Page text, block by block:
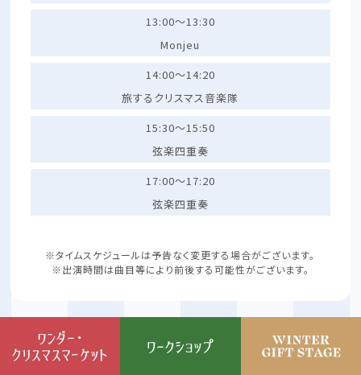
13:00～13:30
Monjeu
14:00～14:20
旅するクリスマス音楽隊
15:30～15:50
弦楽四重奏
17:00～17:20
弦楽四重奏
※タイムスケジュールは予告なく変更する場合がございます。
※出演時間は曲目等により前後する可能性がございます。